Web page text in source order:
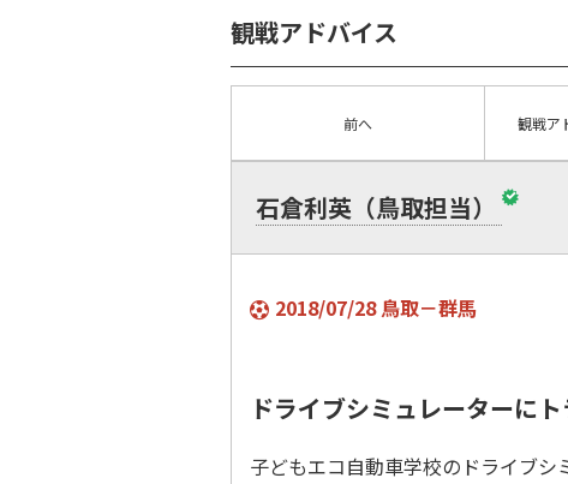
観戦アドバイス
前へ 観戦ア
石倉利英（鳥取担当）
2018/07/28 鳥取－群馬
ドライブシミュレーターに
子どもエコ自動車学校のドライブ